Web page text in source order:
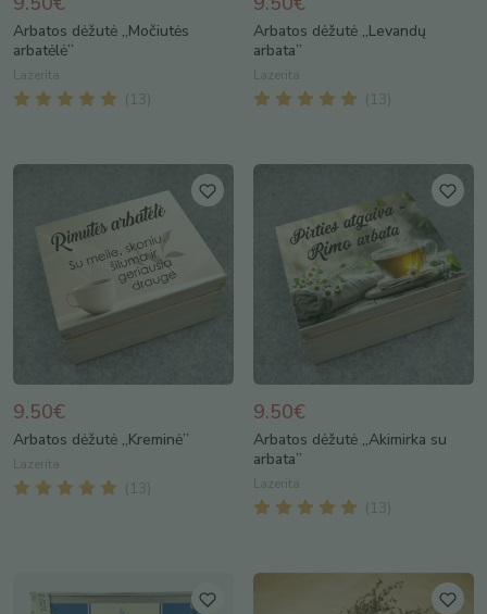
Arbatos dėžutė „Močiutės
arbatėlė”
Lazerita
( 13
Arbatos dėžutė „Levandų
arbata”
Lazerita
( 13
9.50€
Arbatos dėžutė „Kreminė”
Lazerita
( 13
9.50€
Arbatos dėžutė „Akimirka su
arbata”
Lazerita
( 13